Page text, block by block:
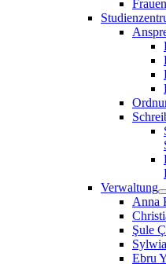
Verwaltung
Anna
Şule
Ebru